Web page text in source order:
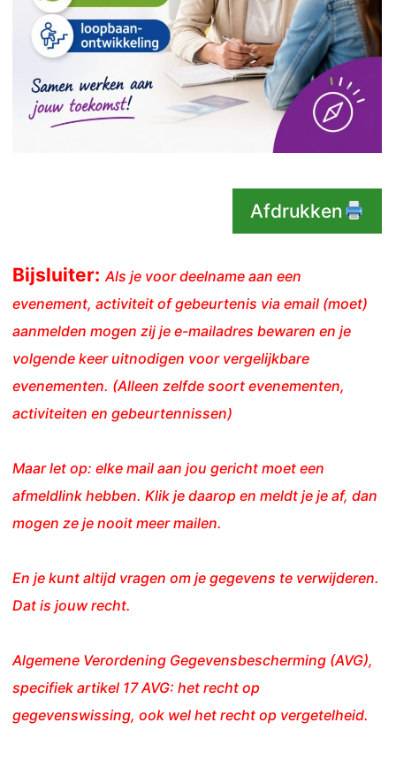
Afdrukken
Bijsluiter: Als je voor deelname aan een
evenement, activiteit of gebeurtenis via email (moet)
aanmelden mogen zij je e-mailadres bewaren en je
volgende keer uitnodigen voor vergelijkbare
evenementen. (Alleen zelfde soort evenementen,
activiteiten en gebeurtennissen)
Maar let op: elke mail aan jou gericht moet een
afmeldlink hebben. Klik je daarop en meldt je je af, dan
mogen ze je nooit meer mailen.
En je kunt altijd vragen om je gegevens te verwijderen.
Dat is jouw recht.
Algemene Verordening Gegevensbescherming (AVG),
specifiek artikel 17 AVG: het recht op
gegevenswissing, ook wel het recht op vergetelheid.